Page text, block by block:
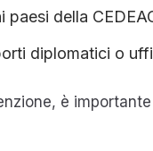
paesi della
diplomatici o
è